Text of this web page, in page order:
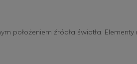
położeniem źródła światła.